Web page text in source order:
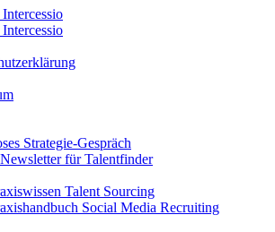
Intercessio
Strategie-Gespräch
für Talentfinder
Talent Sourcing
Social Media Recruiting